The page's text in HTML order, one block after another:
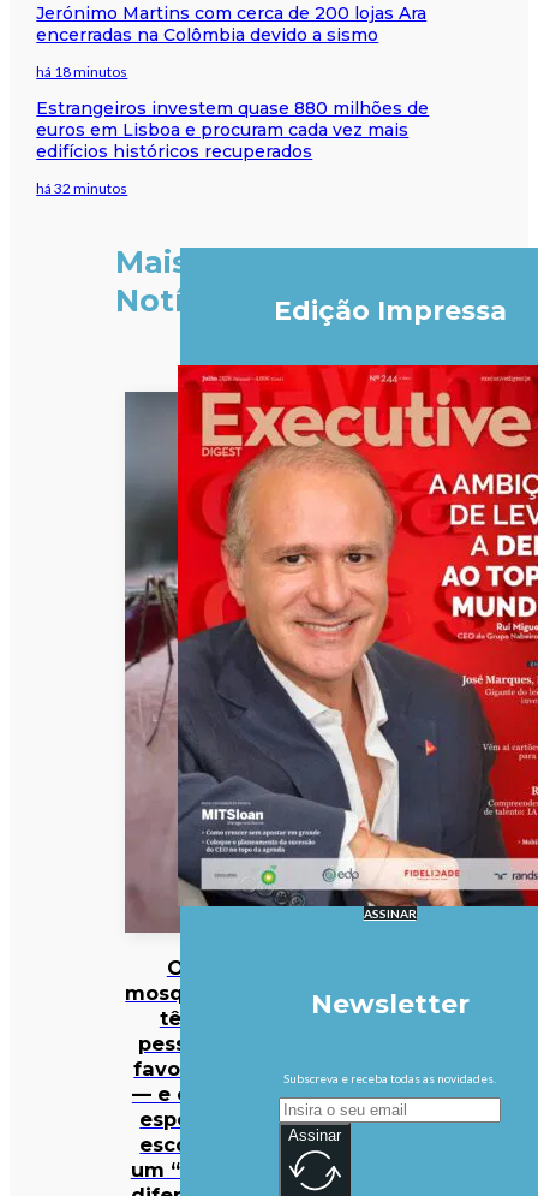
Jerónimo Martins com cerca de 200 lojas Ara
encerradas na Colômbia devido a sismo
há 18 minutos
Estrangeiros investem quase 880 milhões de
euros em Lisboa e procuram cada vez mais
edifícios históricos recuperados
há 32 minutos
Mais
Notícias
Os
mosquitos
têm
pessoas
favoritas
— e cada
espécie
escolhe
um “tipo”
Edição Impressa
ASSINAR
Newsletter
Subscreva e receba todas as novidades.
Assinar